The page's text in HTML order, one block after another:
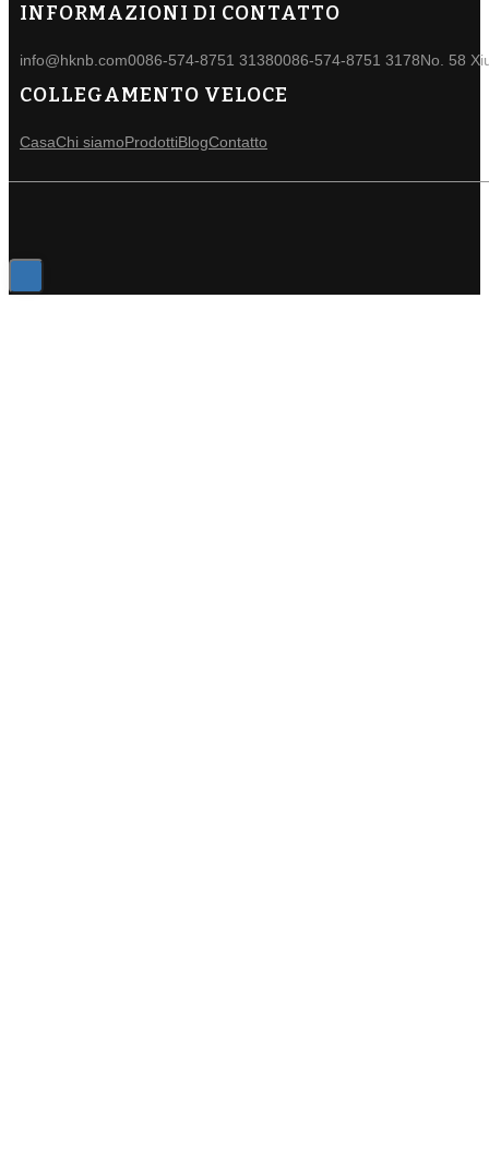
INFORMAZIONI DI CONTATTO
info@hknb.com0086-574-8751 31380086-574-8751 3178No. 58
COLLEGAMENTO VELOCE
CasaChi siamoProdottiBlogContatto